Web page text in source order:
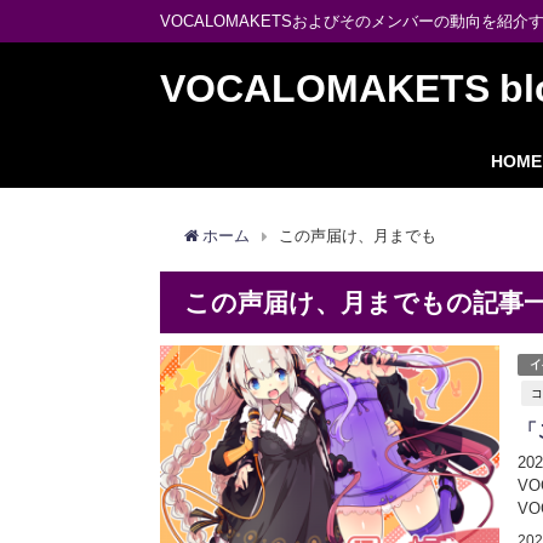
VOCALOMAKETSおよびそのメンバーの動向を紹介
VOCALOMAKETS
HOME
ホーム この声届け、月までも
この声届け、月までもの記事
す